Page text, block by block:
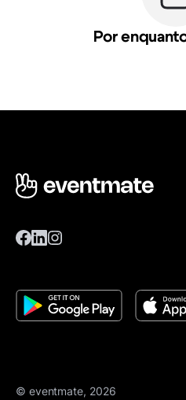
Por
© eventmate, 2026